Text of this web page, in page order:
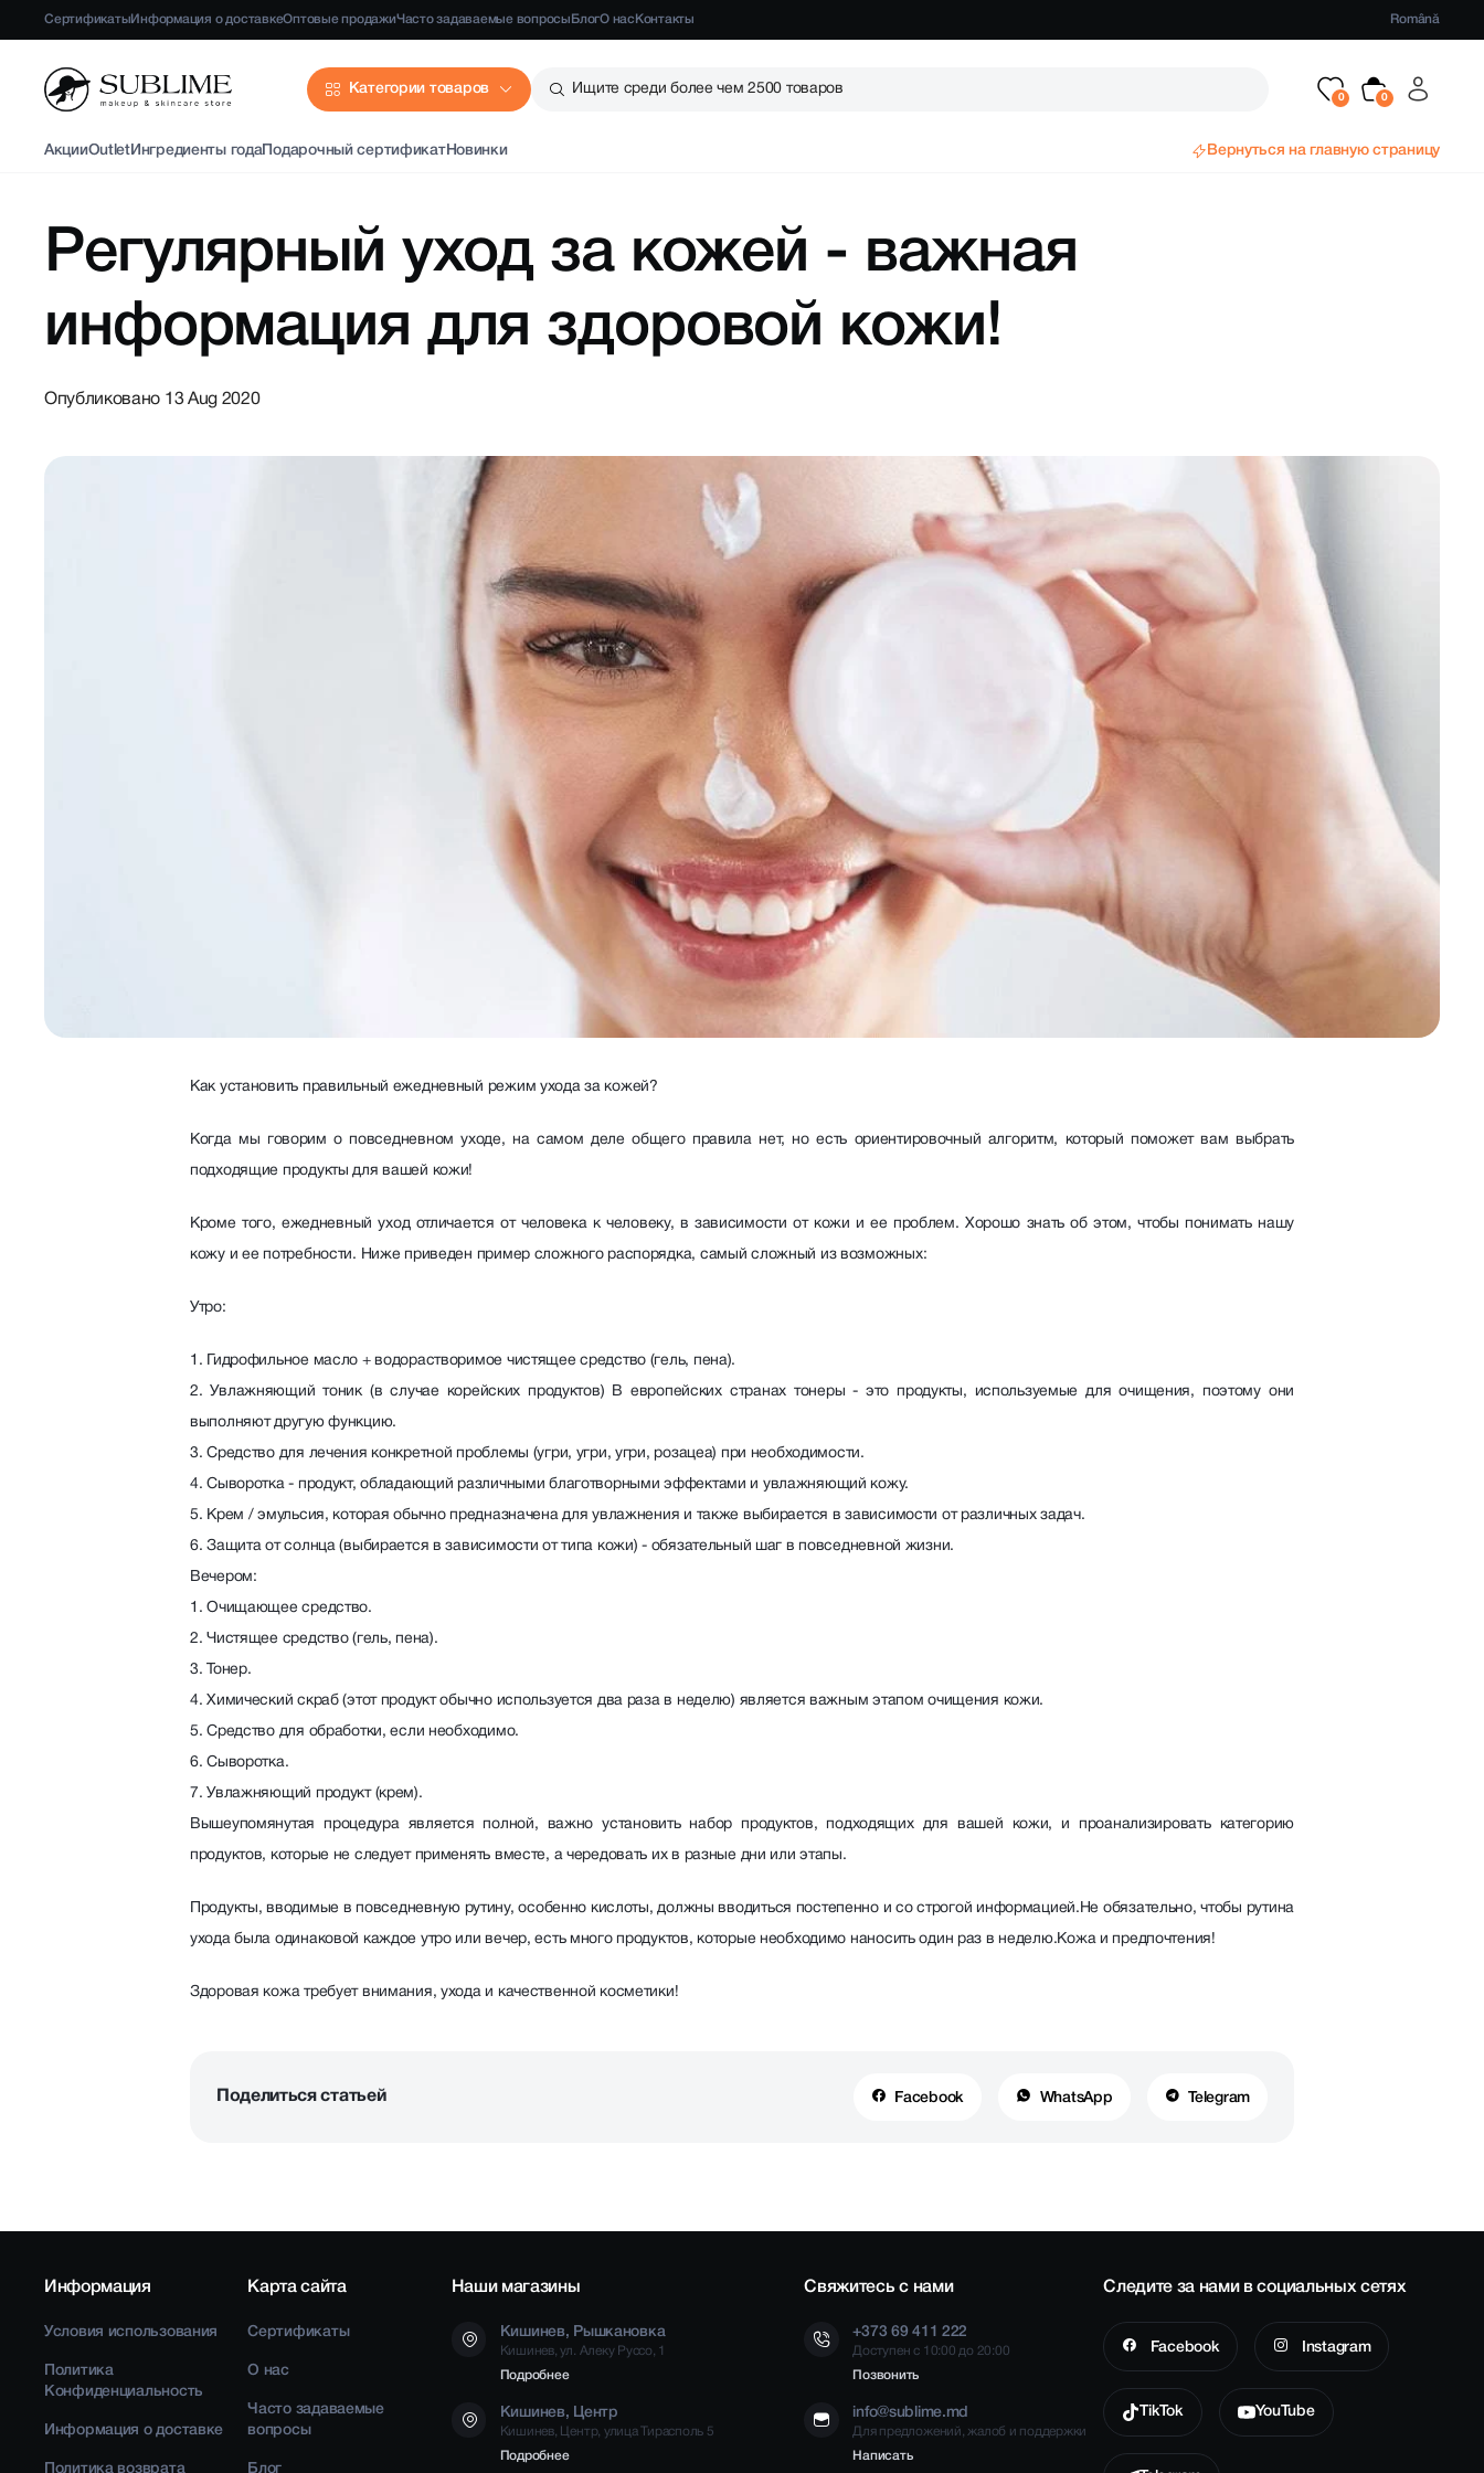
СертификатыИнформация о доставкеОптовые продажиЧасто задаваемые вопросы БлогО нас Контакты Română
Категории товаров Ищите среди более чем 2500 товаров
АкцииOutletИнгредиенты годаПодарочный сертификатНовинки Вернуться на главную страницу
Регулярный уход за кожей - важная
информация для здоровой кожи!
Опубликовано 13 Aug 2020
Как установить правильный ежедневный режим ухода за кожей?
Когда мы говорим о повседневном уходе, на самом деле общего правила нет, но есть ориентировочный алгоритм, который поможет вам выбрать
подходящие продукты для вашей кожи!
Кроме того, ежедневный уход отличается от человека к человеку, в зависимости от кожи и ее проблем. Хорошо знать об этом, чтобы понимать нашу
кожу и ее потребности. Ниже приведен пример сложного распорядка, самый сложный из возможных:
Утро:
1. Гидрофильное масло + водорастворимое чистящее средство (гель, пена).
2. Увлажняющий тоник (в случае корейских продуктов) В европейских странах тонеры - это продукты, используемые для очищения, поэтому они
выполняют другую функцию.
3. Средство для лечения конкретной проблемы (угри, угри, угри, розацеа) при необходимости.
4. Сыворотка - продукт, обладающий различными благотворными эффектами и увлажняющий кожу.
5. Крем / эмульсия, которая обычно предназначена для увлажнения и также выбирается в зависимости от различных задач.
6. Защита от солнца (выбирается в зависимости от типа кожи) - обязательный шаг в повседневной жизни.
Вечером:
1. Очищающее средство.
2. Чистящее средство (гель, пена).
3. Тонер.
4. Химический скраб (этот продукт обычно используется два раза в неделю) является важным этапом очищения кожи.
5. Средство для обработки, если необходимо.
6. Сыворотка.
7. Увлажняющий продукт (крем).
Вышеупомянутая процедура является полной, важно установить набор продуктов, подходящих для вашей кожи, и проанализировать категорию
продуктов, которые не следует применять вместе, а чередовать их в разные дни или этапы.
Продукты, вводимые в повседневную рутину, особенно кислоты, должны вводиться постепенно и со строгой информацией.Не обязательно, чтобы рутина
ухода была одинаковой каждое утро или вечер, есть много продуктов, которые необходимо наносить один раз в неделю.Кожа и предпочтения!
Здоровая кожа требует внимания, ухода и качественной косметики!
Поделиться статьей Facebook WhatsApp Telegram
Информация
Условия использования
Политика
Конфиденциальность
Информация о доставке
Политика возврата
Карта сайта
Сертификаты
О нас
Часто задаваемые
вопросы
Блог
Наши магазины
Кишинев, Рышкановка
Кишинев, ул. Алеку Руссо, 1
Подробнее
Кишинев, Центр
Кишинев, Центр, улица Тирасполь 5
Подробнее
Свяжитесь с нами
+373 69 411 222
Доступен с 10:00 до 20:00
Позвонить
info@sublime.md
Для предложений, жалоб и поддержки
Написать
Следите за нами в социальных сетях
Facebook Instagram
TikTok YouTube